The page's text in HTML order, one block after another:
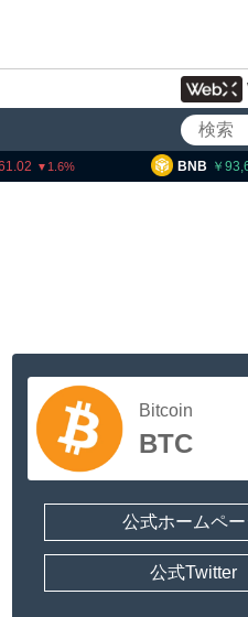
1.6 BNB 93,630.0
Bitcoin
BTC
公式ホームペー
公式Twitter